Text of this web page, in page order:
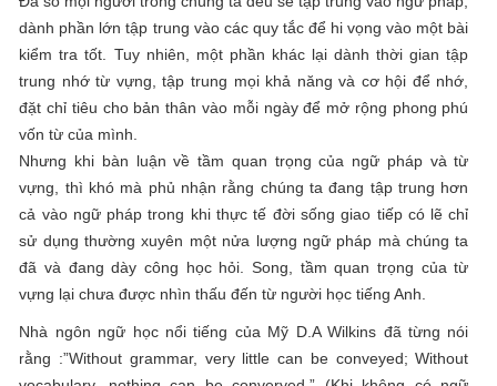
dành phần lớn tập trung vào các quy tắc để hi vọng vào một bài
kiểm tra tốt. Tuy nhiên, một phần khác lại dành thời gian tập
trung nhớ từ vựng, tập trung mọi khả năng và cơ hội để nhớ,
đặt chỉ tiêu cho bản thân vào mỗi ngày để mở rộng phong phú
vốn từ của mình.
Nhưng khi bàn luận về tầm quan trọng của ngữ pháp và từ
vựng, thì khó mà phủ nhận rằng chúng ta đang tập trung hơn
cả vào ngữ pháp trong khi thực tế đời sống giao tiếp có lẽ chỉ
sử dụng thường xuyên một nửa lượng ngữ pháp mà chúng ta
đã và đang dày công học hỏi. Song, tầm quan trọng của từ
vựng lại chưa được nhìn thấu đến từ người học tiếng Anh.
Nhà ngôn ngữ học nổi tiếng của Mỹ D.A Wilkins đã từng nói
rằng :”Without grammar, very little can be conveyed; Without